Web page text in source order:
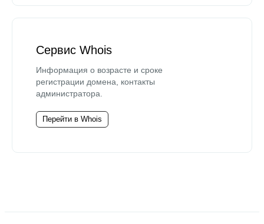
Сервис Whois
Информация о возрасте и сроке
регистрации домена, контакты
администратора.
Перейти в Whois